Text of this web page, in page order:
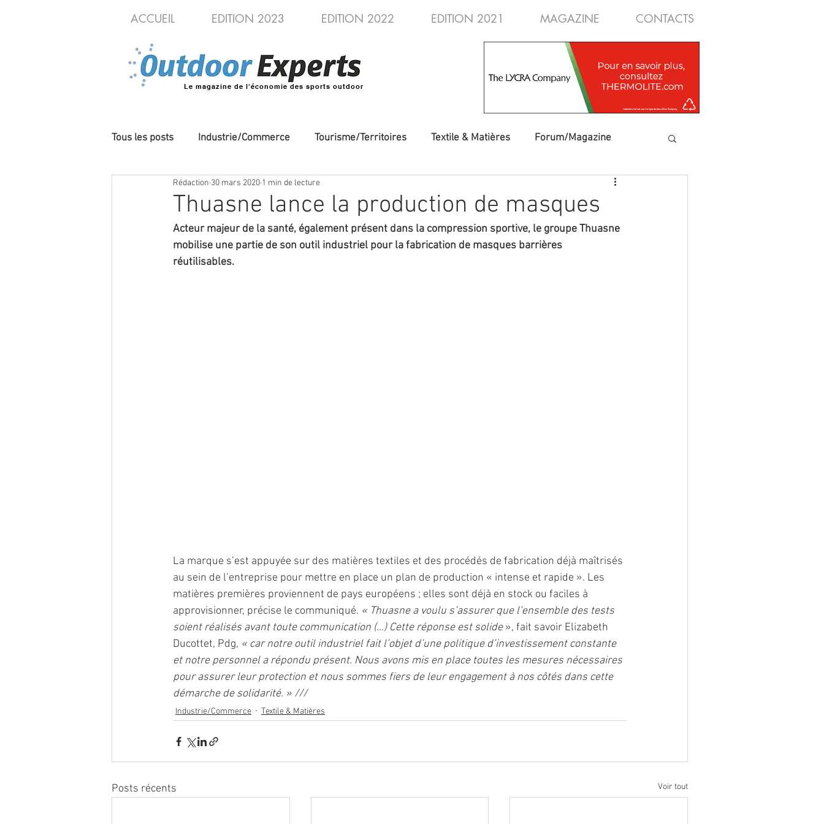
ACCUEIL EDITION 2023 EDITION 2022 EDITION 2021 MAGAZINE CONTACTS
Le magazine de l'économie des sports outdoor
Tous les posts Industrie/Commerce Tourisme/Territoires Textile & Matières Forum/Magazine
Cycles/VAE Produits/Nouveautés
Thuasne lance la production de masques
Rédaction 30 mars 2020 1 min de lecture
Acteur majeur de la santé, également présent dans la compression sportive, le groupe Thuasne
mobilise une partie de son outil industriel pour la fabrication de masques barrières
réutilisables.
La marque s’est appuyée sur des matières textiles et des procédés de fabrication déjà maîtrisés
au sein de l’entreprise pour mettre en place un plan de production « intense et rapide ». Les
matières premières proviennent de pays européens ; elles sont déjà en stock ou faciles à
approvisionner, précise le communiqué. « Thuasne a voulu s’assurer que l’ensemble des tests
soient réalisés avant toute communication (…) Cette réponse est solide », fait savoir Elizabeth
Ducottet, Pdg, « car notre outil industriel fait l’objet d’une politique d’investissement constante
et notre personnel a répondu présent. Nous avons mis en place toutes les mesures nécessaires
pour assurer leur protection et nous sommes fiers de leur engagement à nos côtés dans cette
démarche de solidarité. » ///
Industrie/Commerce Textile & Matières
Posts récents Voir tout